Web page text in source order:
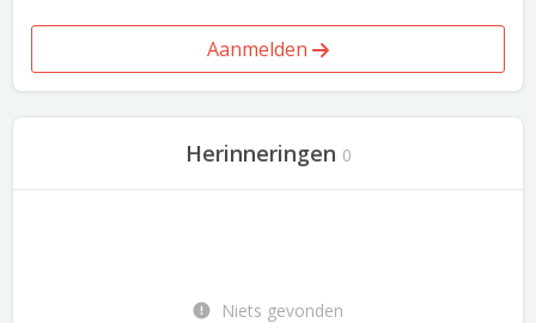
Aanmelden
Herinneringen 0
Niets gevonden